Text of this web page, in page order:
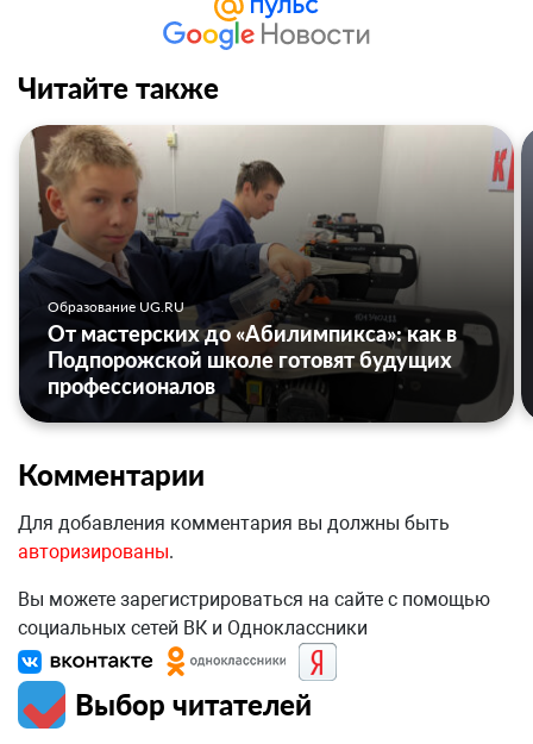
Читайте также
Образование UG.RU
От мастерских до «Абилимпикса»: как в
Подпорожской школе готовят будущих
профессионалов
Комментарии
Для добавления комментария вы должны быть
авторизированы.
Вы можете зарегистрироваться на сайте с помощью
социальных сетей ВК и Одноклассники
Выбор читателей